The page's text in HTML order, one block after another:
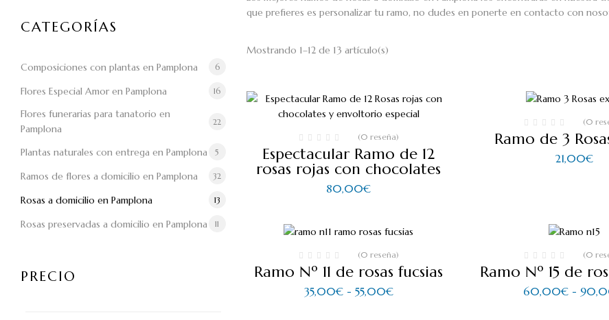
CATEGORÍAS
Composiciones con plantas en Pamplona 6
Flores Especial Amor en Pamplona 16
Flores funerarias para tanatorio en
Pamplona
22
Plantas naturales con entrega en Pamplona 5
Ramos de flores a domicilio en Pamplona 32
Rosas a domicilio en Pamplona 13
Rosas preservadas a domicilio en Pamplona 11
PRECIO
que prefieres es personalizar tu ramo, no dudes en ponerte en contacto con
Mostrando 1–12 de 13 artículo(s)
(0 reseña)
Espectacular Ramo de 12
rosas rojas con chocolates
80,00€
(0
Ramo de 3
21,00€
(0 reseña)
Ramo Nº 11 de rosas fucsias
35,00€ - 55,00€Rango
(0
Ramo Nº 15 de
60,00€ -